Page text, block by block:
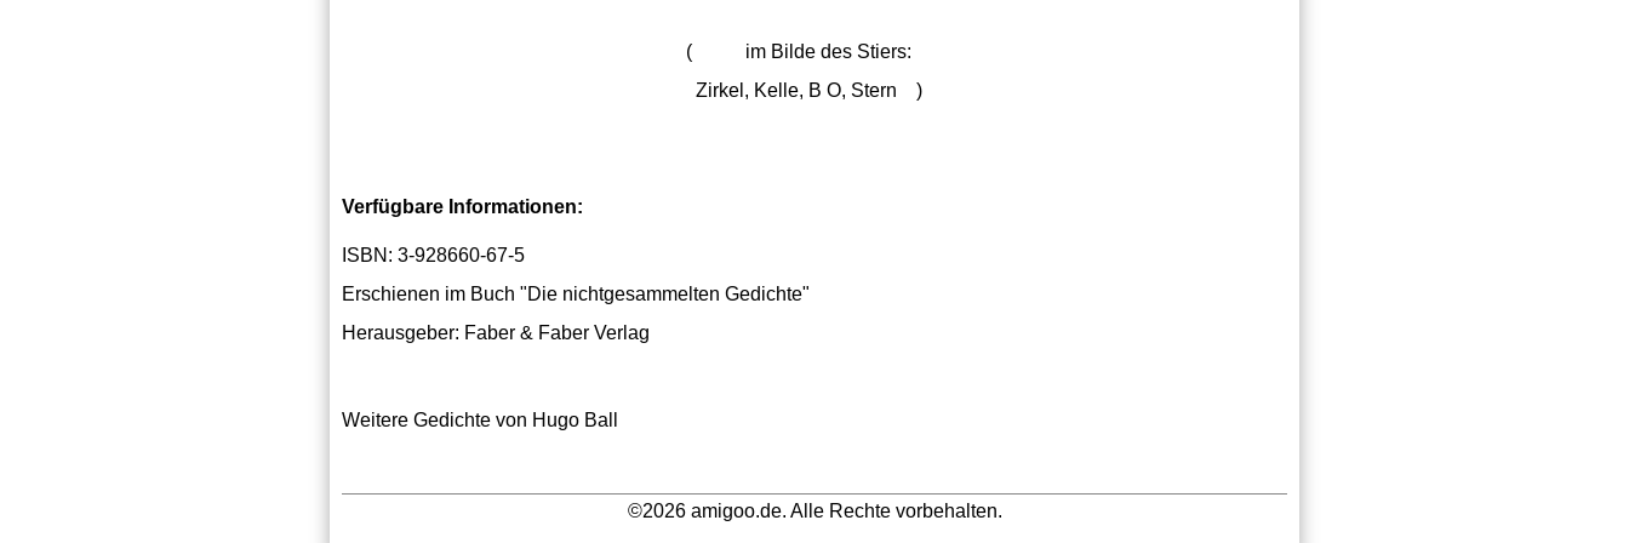
( im Bilde des Stiers:
Zirkel, Kelle, B O, Stern )
Verfügbare Informationen:
ISBN: 3-928660-67-5
Erschienen im Buch "Die nichtgesammelten Gedichte"
Herausgeber: Faber & Faber Verlag
Weitere Gedichte von Hugo Ball
©2026 amigoo.de. Alle Rechte vorbehalten.